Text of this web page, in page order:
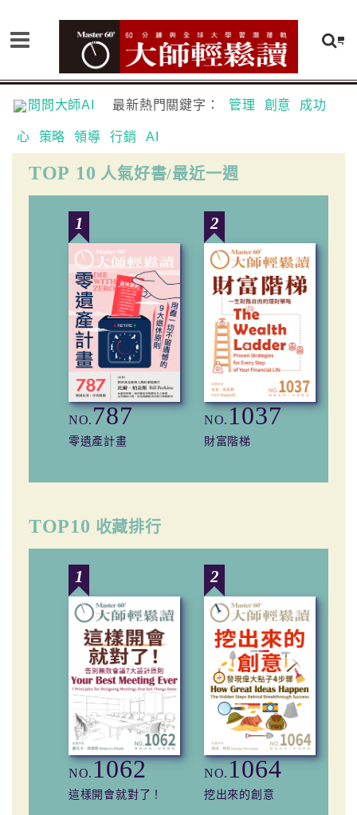
問問大師AI 最新熱門關鍵字： 管理 創意 成功
心 策略 領導 行銷 AI
TOP 10 人氣好書/最近一週
1
NO.787
零遺產計畫
2
NO.1037
財富階梯
TOP10 收藏排行
1
NO.1062
這樣開會就對了！
2
NO.1064
挖出來的創意